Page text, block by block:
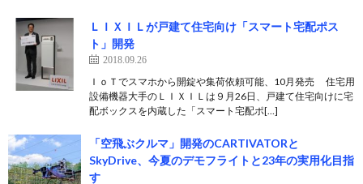
ＬＩＸＩＬが戸建て住宅向け「スマート宅配ポス
ト」開発
2018.09.26
ＩｏＴでスマホから開錠や集荷依頼可能、10月発売 住宅用
設備機器大手のＬＩＸＩＬは９月26日、戸建て住宅向けに宅
配ボックスを内蔵した「スマート宅配ポ[…]
「空飛ぶクルマ」開発のCARTIVATORと
SkyDrive、今夏のデモフライトと23年の実用化目指
す